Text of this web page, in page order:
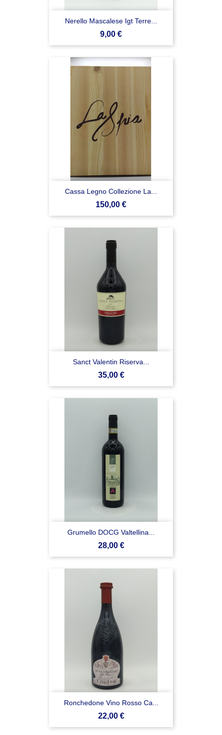
Nerello Mascalese Igt Terre...
Prezzo
9,00 €
Cassa Legno Collezione La...
Prezzo
150,00 €
Sanct Valentin Riserva...
Prezzo
35,00 €
Grumello DOCG Valtellina...
Prezzo
28,00 €
Ronchedone Vino Rosso Ca...
Prezzo
22,00 €